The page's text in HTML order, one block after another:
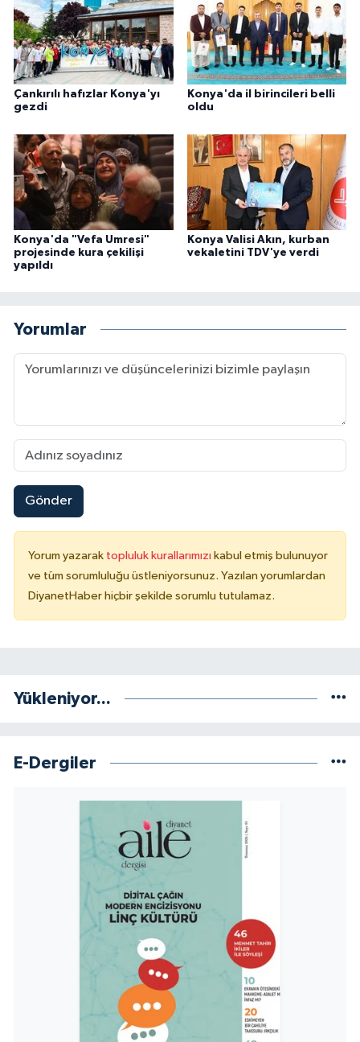
Çankırılı hafızlar Konya'yı
gezdi
Konya'da il birincileri belli
oldu
Konya'da "Vefa Umresi"
projesinde kura çekilişi
yapıldı
Konya Valisi Akın, kurban
vekaletini TDV'ye verdi
Yorumlar
Gönder
Yorum yazarak topluluk kurallarımızı kabul etmiş bulunuyor
ve tüm sorumluluğu üstleniyorsunuz. Yazılan yorumlardan
DiyanetHaber hiçbir şekilde sorumlu tutulamaz.
Yükleniyor...
E-Dergiler
Karaman Müftülüğü
Kars Müftülüğü
Kastamonu Müftülüğü
Kayseri Müftülüğü
Kilis Müftülüğü
Kırıkkale Müftülüğü
Kırklareli Müftülüğü
Kocaeli Müftülüğü
Malatya Müftülüğü
Manisa Müftülüğü
Mardin Müftülüğü
Mersin Müftülüğü
Niğde Müftülüğü
Ordu Müftülüğü
Osmaniye Müftülüğü
Rize Müftülüğü
Sakarya Müftülüğü
Samsun Müftülüğü
Siirt Müftülüğü